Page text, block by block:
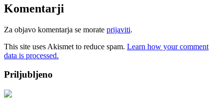
Komentarji
Za objavo komentarja se morate prijaviti.
This site uses Akismet to reduce spam. Learn how your comment
data is processed.
Priljubljeno